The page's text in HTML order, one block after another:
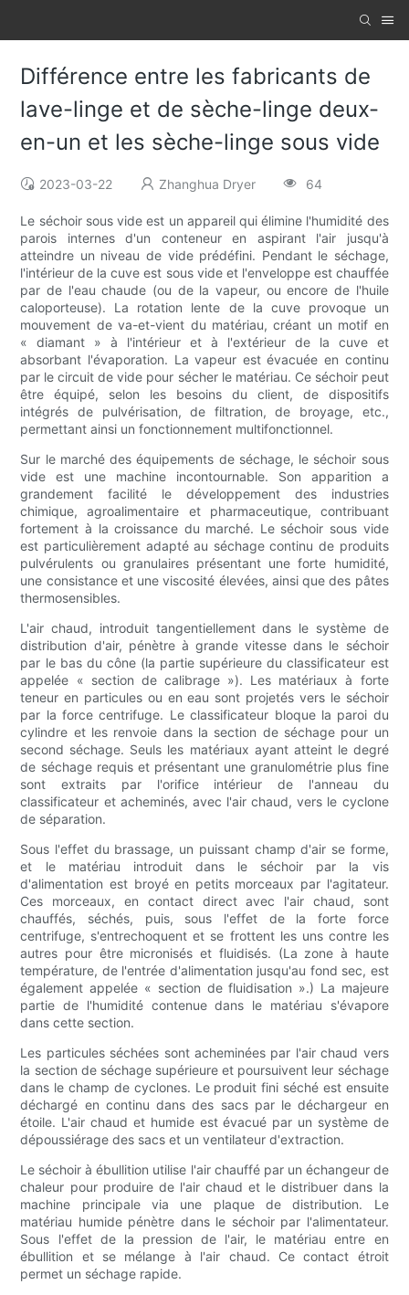
Différence entre les fabricants de
lave-linge et de sèche-linge deux-
en-un et les sèche-linge sous vide
2023-03-22 Zhanghua Dryer 64
Le séchoir sous vide est un appareil qui élimine l'humidité des
parois internes d'un conteneur en aspirant l'air jusqu'à
atteindre un niveau de vide prédéfini. Pendant le séchage,
l'intérieur de la cuve est sous vide et l'enveloppe est chauffée
par de l'eau chaude (ou de la vapeur, ou encore de l'huile
caloporteuse). La rotation lente de la cuve provoque un
mouvement de va-et-vient du matériau, créant un motif en
« diamant » à l'intérieur et à l'extérieur de la cuve et
absorbant l'évaporation. La vapeur est évacuée en continu
par le circuit de vide pour sécher le matériau. Ce séchoir peut
être équipé, selon les besoins du client, de dispositifs
intégrés de pulvérisation, de filtration, de broyage, etc.,
permettant ainsi un fonctionnement multifonctionnel.
Sur le marché des équipements de séchage, le séchoir sous
vide est une machine incontournable. Son apparition a
grandement facilité le développement des industries
chimique, agroalimentaire et pharmaceutique, contribuant
fortement à la croissance du marché. Le séchoir sous vide
est particulièrement adapté au séchage continu de produits
pulvérulents ou granulaires présentant une forte humidité,
une consistance et une viscosité élevées, ainsi que des pâtes
thermosensibles.
L'air chaud, introduit tangentiellement dans le système de
distribution d'air, pénètre à grande vitesse dans le séchoir
par le bas du cône (la partie supérieure du classificateur est
appelée « section de calibrage »). Les matériaux à forte
teneur en particules ou en eau sont projetés vers le séchoir
par la force centrifuge. Le classificateur bloque la paroi du
cylindre et les renvoie dans la section de séchage pour un
second séchage. Seuls les matériaux ayant atteint le degré
de séchage requis et présentant une granulométrie plus fine
sont extraits par l'orifice intérieur de l'anneau du
classificateur et acheminés, avec l'air chaud, vers le cyclone
de séparation.
Sous l'effet du brassage, un puissant champ d'air se forme,
et le matériau introduit dans le séchoir par la vis
d'alimentation est broyé en petits morceaux par l'agitateur.
Ces morceaux, en contact direct avec l'air chaud, sont
chauffés, séchés, puis, sous l'effet de la forte force
centrifuge, s'entrechoquent et se frottent les uns contre les
autres pour être micronisés et fluidisés. (La zone à haute
température, de l'entrée d'alimentation jusqu'au fond sec, est
également appelée « section de fluidisation ».) La majeure
partie de l'humidité contenue dans le matériau s'évapore
dans cette section.
Les particules séchées sont acheminées par l'air chaud vers
la section de séchage supérieure et poursuivent leur séchage
dans le champ de cyclones. Le produit fini séché est ensuite
déchargé en continu dans des sacs par le déchargeur en
étoile. L'air chaud et humide est évacué par un système de
dépoussiérage des sacs et un ventilateur d'extraction.
Le séchoir à ébullition utilise l'air chauffé par un échangeur de
chaleur pour produire de l'air chaud et le distribuer dans la
machine principale via une plaque de distribution. Le
matériau humide pénètre dans le séchoir par l'alimentateur.
Sous l'effet de la pression de l'air, le matériau entre en
ébullition et se mélange à l'air chaud. Ce contact étroit
permet un séchage rapide.